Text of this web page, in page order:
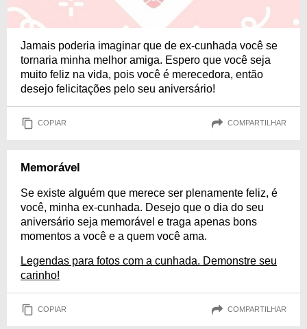
Jamais poderia imaginar que de ex-cunhada você se
tornaria minha melhor amiga. Espero que você seja
muito feliz na vida, pois você é merecedora, então
desejo felicitações pelo seu aniversário!
COPIAR COMPARTILHAR
Memorável
Se existe alguém que merece ser plenamente feliz, é
você, minha ex-cunhada. Desejo que o dia do seu
aniversário seja memorável e traga apenas bons
momentos a você e a quem você ama.
Legendas para fotos com a cunhada. Demonstre seu
carinho!
COPIAR COMPARTILHAR